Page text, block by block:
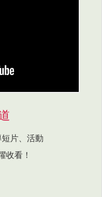
片、活動
收看！